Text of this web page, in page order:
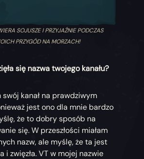
SOJUSZE I PRZYJAŹNIE PODCZAS
PRZYGÓD NA MORZACH!
się nazwa twojego kanału?
swój kanał na prawdziwym
jest ono dla mnie bardzo
że to dobry sposób na
się. W przeszłości miałam
nazw, ale myślę, że ta jest
i zwięzła. VT w mojej nazwie